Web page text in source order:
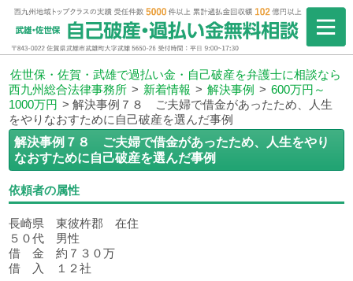
佐世保・佐賀・武雄で過払い金・自己破産を弁護士に相談なら
西九州総合法律事務所 > 新着情報 > 解決事例 > 600万円～
1000万円 >解決事例７８ ご夫婦で借金があったため、人生
をやりなおすために自己破産を選んだ事例
解決事例７８ ご夫婦で借金があったため、人生をやり
なおすために自己破産を選んだ事例
依頼者の属性
長崎県 東彼杵郡 在住
５０代 男性
借 金 約７３０万
借 入 １２社